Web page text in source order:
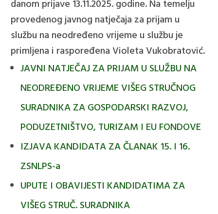
danom prijave 13.11.2025. godine. Na temelju
provedenog javnog natječaja za prijam u
službu na neodređeno vrijeme u službu je
primljena i raspoređena Violeta Vukobratović.
JAVNI NATJEČAJ ZA PRIJAM U SLUŽBU NA
NEODREĐENO VRIJEME VIŠEG STRUČNOG
SURADNIKA ZA GOSPODARSKI RAZVOJ,
PODUZETNIŠTVO, TURIZAM I EU FONDOVE
IZJAVA KANDIDATA ZA ČLANAK 15. I 16.
ZSNLPS-a
UPUTE I OBAVIJESTI KANDIDATIMA ZA
VIŠEG STRUČ. SURADNIKA